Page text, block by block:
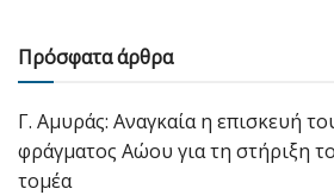
Πρόσφατα άρθρα
Γ. Αμυράς: Αναγκαία η επισκευή
φράγματος Αώου για τη στήριξη
τομέα